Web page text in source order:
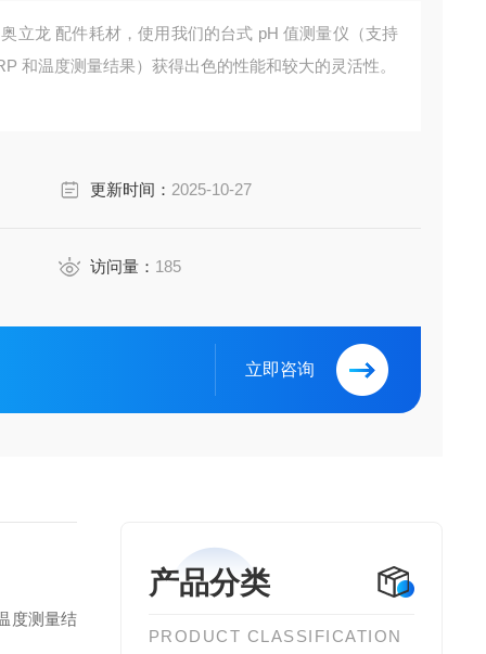
立龙 配件耗材，使用我们的台式 pH 值测量仪（支持
和温度测量结果）获得出色的性能和较大的灵活性。
更新时间： 2025-10-27
访问量： 185
立即咨询
产品分类
PRODUCT CLASSIFICATION
度测量结